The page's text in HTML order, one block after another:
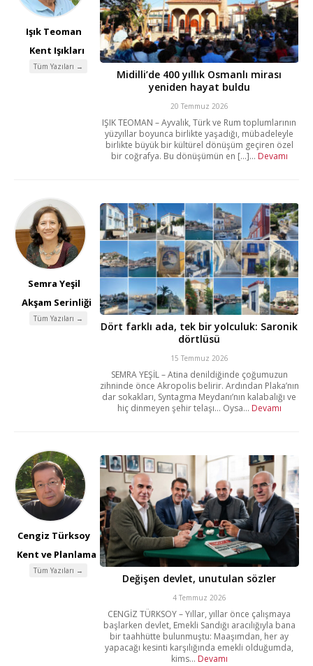
Işık Teoman
Kent Işıkları
Tüm Yazıları →
Midilli’de 400 yıllık Osmanlı mirası
yeniden hayat buldu
20 Temmuz 2026
IŞIK TEOMAN – Ayvalık, Türk ve Rum toplumlarının
yüzyıllar boyunca birlikte yaşadığı, mübadeleyle
birlikte büyük bir kültürel dönüşüm geçiren özel
bir coğrafya. Bu dönüşümün en [...]... Devamı
Semra Yeşil
Akşam Serinliği
Tüm Yazıları →
Dört farklı ada, tek bir yolculuk: Saronik
dörtlüsü
15 Temmuz 2026
SEMRA YEŞİL – Atina denildiğinde çoğumuzun
zihninde önce Akropolis belirir. Ardından Plaka’nın
dar sokakları, Syntagma Meydanı’nın kalabalığı ve
hiç dinmeyen şehir telaşı… Oysa... Devamı
Cengiz Türksoy
Kent ve Planlama
Tüm Yazıları →
Değişen devlet, unutulan sözler
4 Temmuz 2026
CENGİZ TÜRKSOY – Yıllar, yıllar önce çalışmaya
başlarken devlet, Emekli Sandığı aracılığıyla bana
bir taahhütte bulunmuştu: Maaşımdan, her ay
yapacağı kesinti karşılığında emekli olduğumda,
kims... Devamı